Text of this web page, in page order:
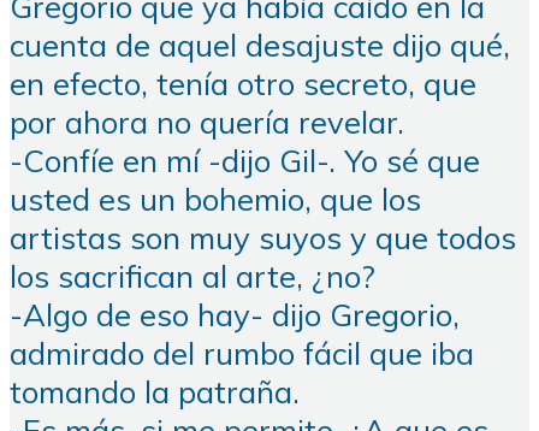
cuenta de aquel desajuste dijo qué,
en efecto, tenía otro secreto, que
por ahora no quería revelar.
-Confíe en mí -dijo Gil-. Yo sé que
usted es un bohemio, que los
artistas son muy suyos y que todos
los sacrifican al arte, ¿no?
-Algo de eso hay- dijo Gregorio,
admirado del rumbo fácil que iba
tomando la patraña.